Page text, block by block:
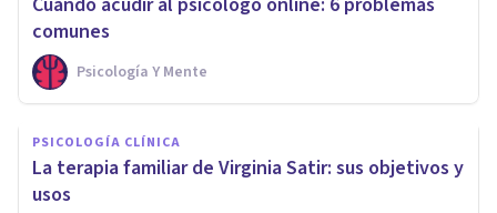
comunes
Psicología Y Mente
PSICOLOGÍA CLÍNICA
La terapia familiar de Virginia Satir: sus objetivos y
usos